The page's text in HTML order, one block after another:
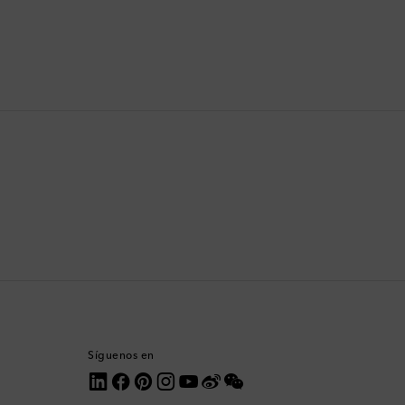
Síguenos en
Costa Rica